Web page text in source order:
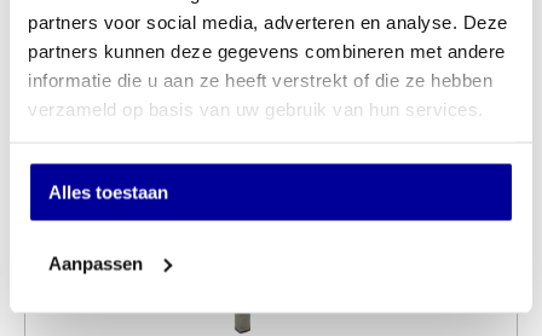
partners voor social media, adverteren en analyse. Deze
partners kunnen deze gegevens combineren met andere
informatie die u aan ze heeft verstrekt of die ze hebben
verzameld op basis van uw gebruik van hun services.
Alles toestaan
Aanpassen